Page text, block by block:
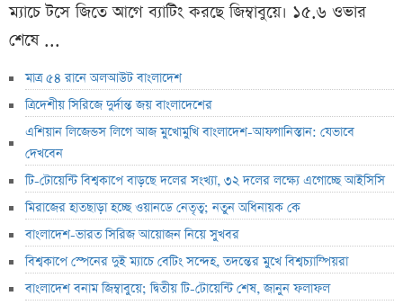
ম্যাচে টসে জিতে আগে ব্যাটিং করছে জিম্বাবুয়ে। ১৫.৬ ওভার
শেষে ...
মাত্র ৫৪ রানে অলআউট বাংলাদেশ
ত্রিদেশীয় সিরিজে দুর্দান্ত জয় বাংলাদেশের
এশিয়ান লিজেন্ডস লিগে আজ মুখোমুখি বাংলাদেশ-আফগানিস্তান: যেভাবে
দেখবেন
টি-টোয়েন্টি বিশ্বকাপে বাড়ছে দলের সংখ্যা, ৩২ দলের লক্ষ্যে এগোচ্ছে আইসিসি
মিরাজের হাতছাড়া হচ্ছে ওয়ানডে নেতৃত্ব; নতুন অধিনায়ক কে
বাংলাদেশ-ভারত সিরিজ আয়োজন নিয়ে সুখবর
বিশ্বকাপে স্পেনের দুই ম্যাচে বেটিং সন্দেহ, তদন্তের মুখে বিশ্বচ্যাম্পিয়রা
বাংলাদেশ বনাম জিম্বাবুয়ে; দ্বিতীয় টি-টোয়েন্টি শেষ, জানুন ফলাফল